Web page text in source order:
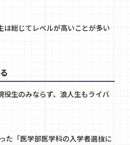
は総じてレベルが高いことが多い
役生のみならず、浪人生もライバ
た「医学部医学科の入学者選抜に